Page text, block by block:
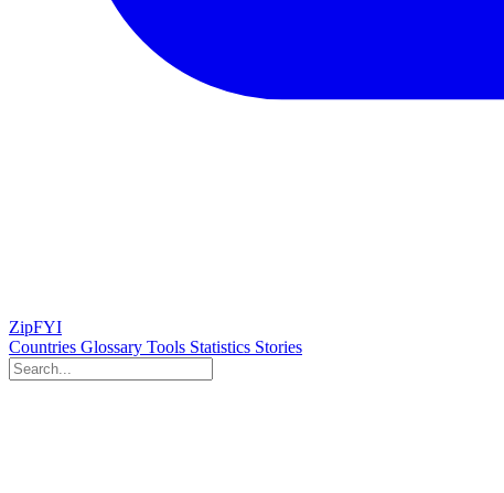
ZipFYI
Countries Glossary Tools Statistics Stories